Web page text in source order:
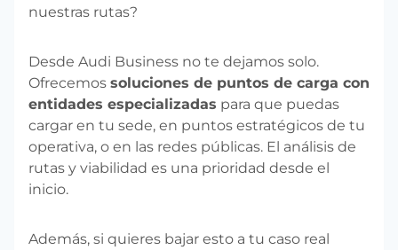
nuestras rutas?
Desde Audi Business no te dejamos solo.
Ofrecemos soluciones de puntos de carga con
entidades especializadas para que puedas
cargar en tu sede, en puntos estratégicos de tu
operativa, o en las redes públicas. El análisis de
rutas y viabilidad es una prioridad desde el
inicio.
Además, si quieres bajar esto a tu caso real